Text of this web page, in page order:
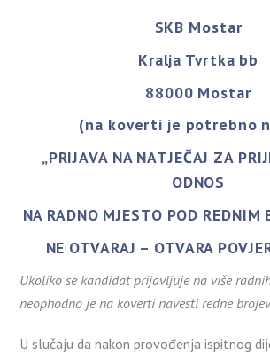
SKB Mostar
Kralja Tvrtka bb
88000 Mostar
(na koverti je potrebno
„PRIJAVA NA NATJEČAJ ZA
ODNOS
NA RADNO MJESTO POD REDNIM
NE OTVARAJ – OTVARA
Ukoliko se kandidat prijavljuje na više
neophodno je na koverti navesti redne
U slučaju da nakon provođenja ispitnog